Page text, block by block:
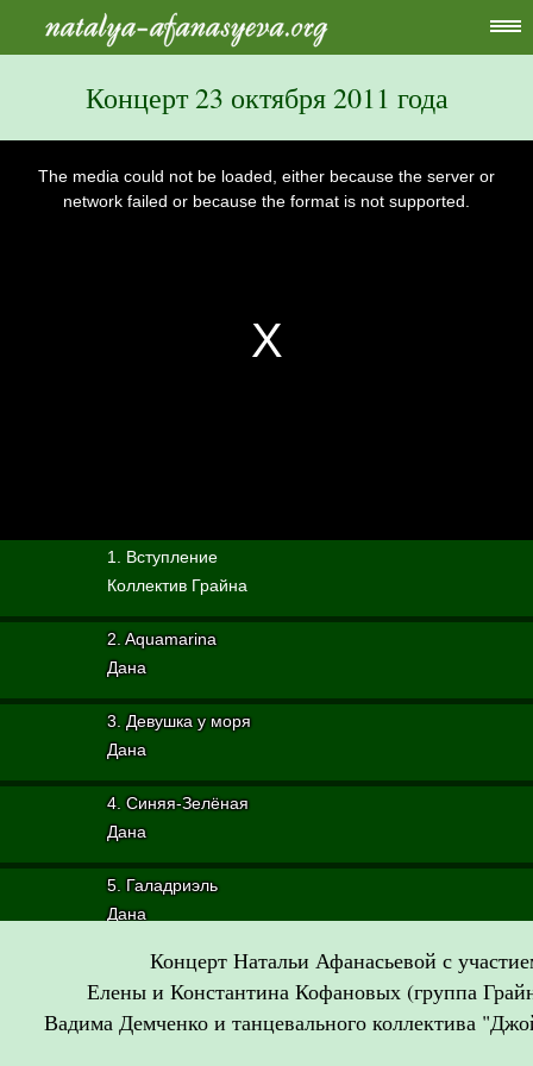
Концерт 23 октября 2011 года
The media could not be loaded, either because the server or
network failed or because the format is not supported.
1. Вступление
Коллектив Грайна
2. Aquamarina
Дана
3. Девушка у моря
Дана
4. Синяя-Зелёная
Дана
5. Галадриэль
Дана
6. Ульмо
Дана
Концерт Натальи Афанасьевой с
Елены и Константина Кофановых (группа
Вадима Демченко и танцевального коллектива